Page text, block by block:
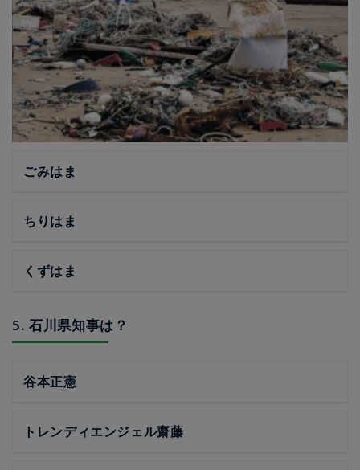
ごみはま
ちりはま
くずはま
5. 石川県知事は？
谷本正憲
トレンディエンジェル齋藤